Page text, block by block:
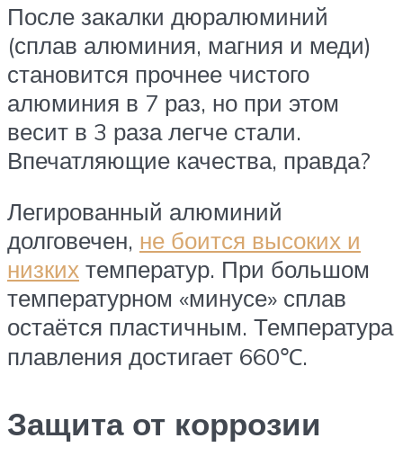
После закалки дюралюминий
(сплав алюминия, магния и меди)
становится прочнее чистого
алюминия в 7 раз, но при этом
весит в 3 раза легче стали.
Впечатляющие качества, правда?
Легированный алюминий
долговечен, не боится высоких и
низких температур. При большом
температурном «минусе» сплав
остаётся пластичным. Температура
плавления достигает 660℃.
Защита от коррозии